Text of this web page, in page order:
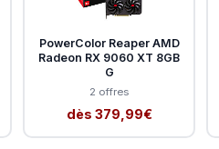
PowerColor Reaper AMD
Radeon RX 9060 XT 8GB
G
2 offres
dès 379,99€